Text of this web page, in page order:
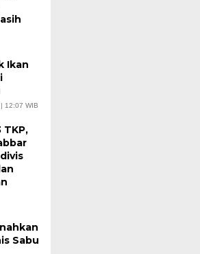
Ikan
12:07 WIB
TKP,
Sabu